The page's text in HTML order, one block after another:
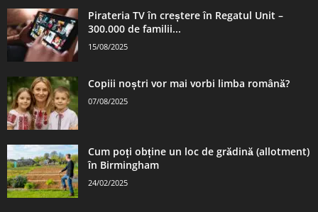
Pirateria TV în creștere în Regatul Unit –
300.000 de familii...
15/08/2025
Copiii noștri vor mai vorbi limba română?
07/08/2025
Cum poți obține un loc de grădină (allotment)
în Birmingham
24/02/2025